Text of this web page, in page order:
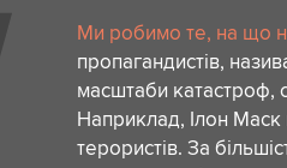
Ми робимо те, на що
пропагандистів,
масштаби катастроф,
Наприклад, Ілон Маск
терористів. За